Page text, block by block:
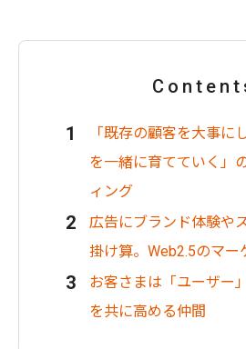
「既存の顧客を大事に
を一緒に育てていく」
ィング
広告にブランド体験や
掛け算。Web2.5のマー
お客さまは「ユーザー
を共に高める仲間